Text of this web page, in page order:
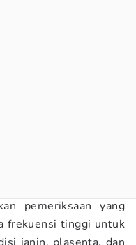
pemeriksaan yang
frekuensi tinggi untuk